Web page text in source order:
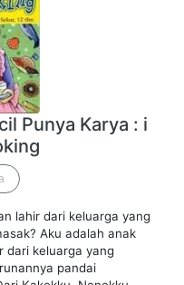
Punya Karya : i
lahir dari keluarga yang
Aku adalah anak
dari keluarga yang
pandai